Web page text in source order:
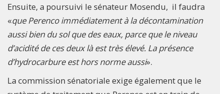
Ensuite, a poursuivi le sénateur Mosendu, il faudra
«que Perenco immédiatement à la décontamination
aussi bien du sol que des eaux, parce que le niveau
d’acidité de ces deux là est très élevé. La présence
d’hydrocarbure est hors norme aussi».
La commission sénatoriale exige également que le